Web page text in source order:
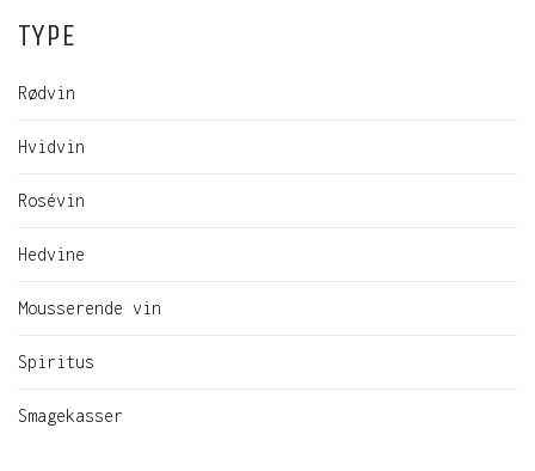
TYPE
Rødvin
Hvidvin
Rosévin
Hedvine
Mousserende vin
Spiritus
Smagekasser